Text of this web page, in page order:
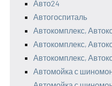
Авто24
Автогоспиталь
Автокомплекс,
Автокомплекс,
Автокомплекс,
Автомойка с